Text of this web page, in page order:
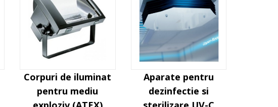
Corpuri de iluminat
pentru mediu
Aparate pentru
dezinfectie si